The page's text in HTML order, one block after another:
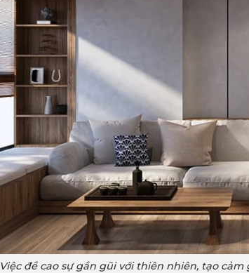
Việc đề cao sự gần gũi với thiên nhiên, tạo